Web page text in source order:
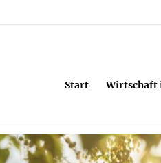
Start Wirtschaft